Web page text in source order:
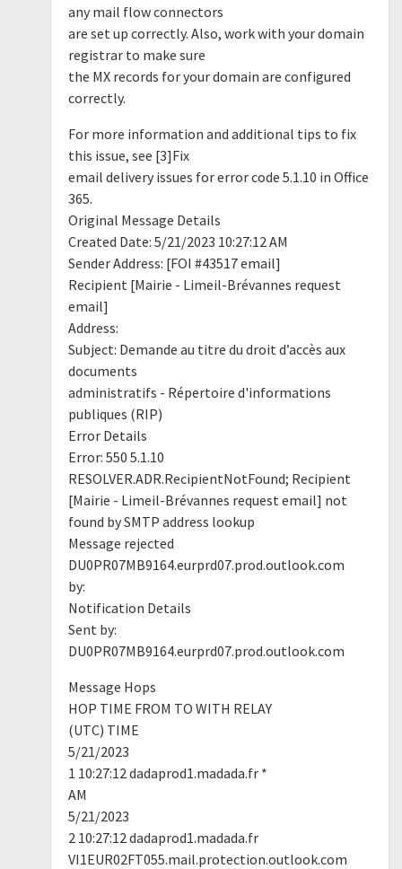
any mail flow connectors
are set up correctly. Also, work with your domain
registrar to make sure
the MX records for your domain are configured
correctly.
For more information and additional tips to fix
this issue, see [3]Fix
email delivery issues for error code 5.1.10 in Office
365.
Original Message Details
Created Date: 5/21/2023 10:27:12 AM
Sender Address: [FOI #43517 email]
Recipient [Mairie - Limeil-Brévannes request
email]
Address:
Subject: Demande au titre du droit d’accès aux
documents
administratifs - Répertoire d'informations
publiques (RIP)
Error Details
Error: 550 5.1.10
RESOLVER.ADR.RecipientNotFound; Recipient
[Mairie - Limeil-Brévannes request email] not
found by SMTP address lookup
Message rejected
DU0PR07MB9164.eurprd07.prod.outlook.com
by:
Notification Details
Sent by:
DU0PR07MB9164.eurprd07.prod.outlook.com
Message Hops
HOP TIME FROM TO WITH RELAY
(UTC) TIME
5/21/2023
1 10:27:12 dadaprod1.madada.fr *
AM
5/21/2023
2 10:27:12 dadaprod1.madada.fr
VI1EUR02FT055.mail.protection.outlook.com